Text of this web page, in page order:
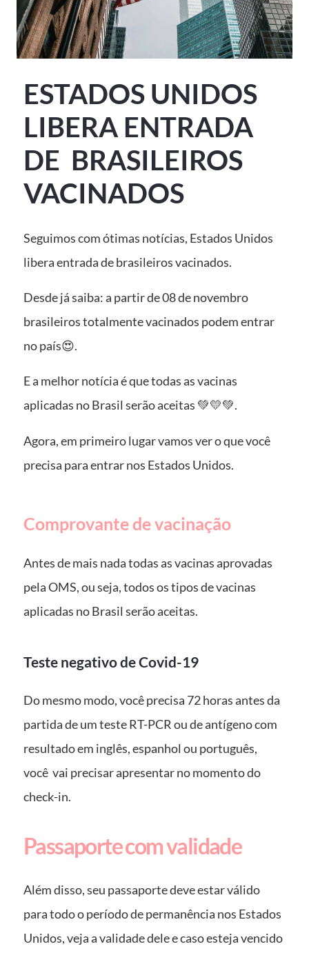
ESTADOS UNIDOS
LIBERA ENTRADA
DE BRASILEIROS
VACINADOS
Seguimos com ótimas notícias, Estados Unidos
libera entrada de brasileiros vacinados.
Desde já saiba: a partir de 08 de novembro
brasileiros totalmente vacinados podem entrar
no país😍.
E a melhor notícia é que todas as vacinas
aplicadas no Brasil serão aceitas 💚💛💚.
Agora, em primeiro lugar vamos ver o que você
precisa para entrar nos Estados Unidos.
Comprovante de vacinação
Antes de mais nada todas as vacinas aprovadas
pela OMS, ou seja, todos os tipos de vacinas
aplicadas no Brasil serão aceitas.
Teste negativo de Covid-19
Do mesmo modo, você precisa 72 horas antes da
partida de um teste RT-PCR ou de antígeno com
resultado em inglês, espanhol ou português,
você vai precisar apresentar no momento do
check-in.
Passaporte com validade
Além disso, seu passaporte deve estar válido
para todo o período de permanência nos Estados
Unidos, veja a validade dele e caso esteja vencido